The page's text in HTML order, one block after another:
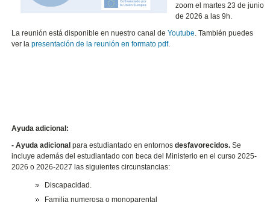
zoom el martes 23 de junio
de 2026 a las 9h.
La reunión está disponible en nuestro canal deYoutube. También puedes
ver lapresentación de la reunión en formato pdf.
Ayuda adicional:
- Ayuda adicional para estudiantado en entornosdesfavorecidos. Se
incluye además del estudiantado con beca del Ministerio en el curso 2025-
2026 o 2026-2027 las siguientes circunstancias:
Discapacidad.
Familia numerosa o monoparental